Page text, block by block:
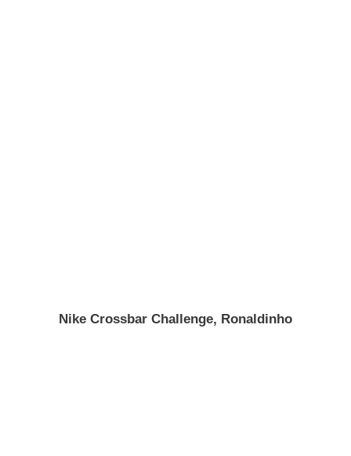
Nike Crossbar Challenge, Ronaldinho